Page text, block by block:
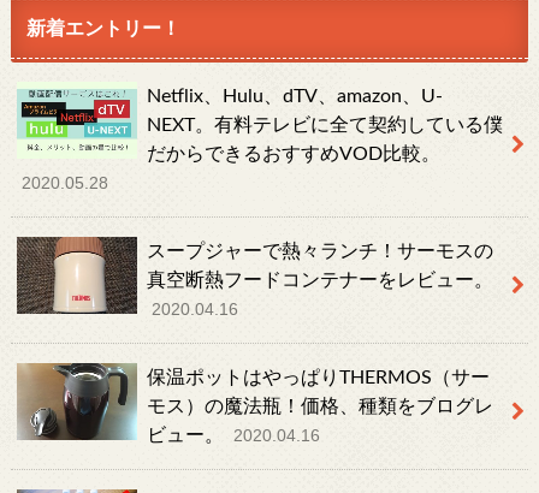
新着エントリー！
Netflix、Hulu、dTV、amazon、U-
NEXT。有料テレビに全て契約している僕
だからできるおすすめVOD比較。
2020.05.28
スープジャーで熱々ランチ！サーモスの
真空断熱フードコンテナーをレビュー。
2020.04.16
保温ポットはやっぱりTHERMOS（サー
モス）の魔法瓶！価格、種類をブログレ
ビュー。
2020.04.16